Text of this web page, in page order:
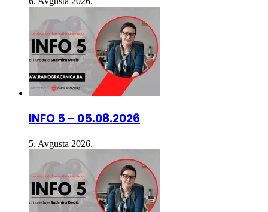
INFO 5 – 05.08.2026
5. Avgusta 2026.